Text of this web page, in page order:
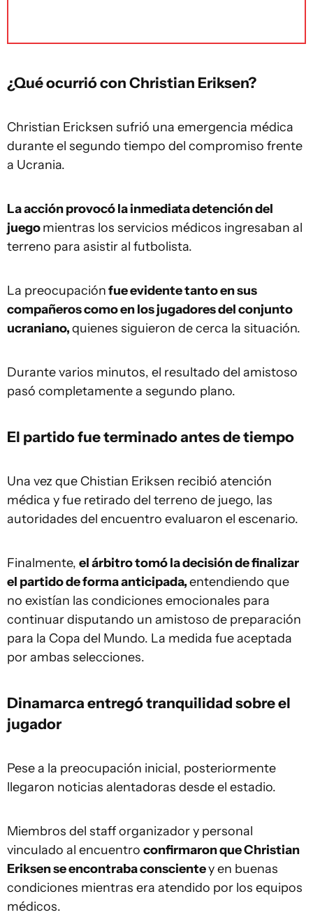
¿Qué ocurrió con Christian Eriksen?
Christian Ericksen sufrió una emergencia médica
durante el segundo tiempo del compromiso frente
a Ucrania.
La acción provocó la inmediata detención del
juegomientras los servicios médicos ingresaban al
terreno para asistir al futbolista.
La preocupaciónfue evidente tanto en sus
compañeros como en los jugadores del conjunto
ucraniano,quienes siguieron de cerca la situación.
Durante varios minutos, el resultado del amistoso
pasó completamente a segundo plano.
El partido fue terminado antes de tiempo
Una vez que Chistian Eriksen recibió atención
médica y fue retirado del terreno de juego, las
autoridades del encuentro evaluaron el escenario.
Finalmente, el árbitro tomó la decisión de finalizar
el partido de forma anticipada,entendiendo que
no existían las condiciones emocionales para
continuar disputando un amistoso de preparación
para la Copa del Mundo. La medida fue aceptada
por ambas selecciones.
Dinamarca entregó tranquilidad sobre el
jugador
Pese a la preocupación inicial, posteriormente
llegaron noticias alentadoras desde el estadio.
Miembros del staff organizador y personal
vinculado al encuentro confirmaron que Christian
Eriksen se encontraba conscientey en buenas
condiciones mientras era atendido por los equipos
médicos.